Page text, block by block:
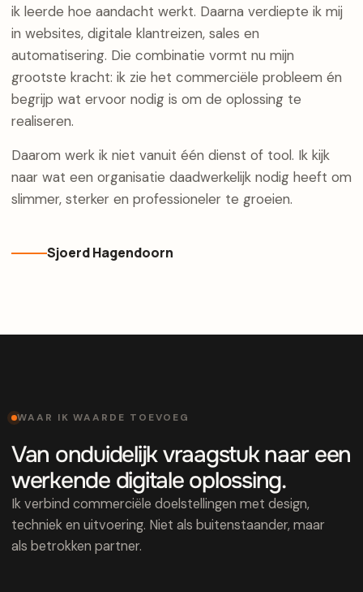
ik leerde hoe aandacht werkt. Daarna verdiepte ik mij
in websites, digitale klantreizen, sales en
automatisering. Die combinatie vormt nu mijn
grootste kracht: ik zie het commerciële probleem én
begrijp wat ervoor nodig is om de oplossing te
realiseren.
Daarom werk ik niet vanuit één dienst of tool. Ik kijk
naar wat een organisatie daadwerkelijk nodig heeft om
slimmer, sterker en professioneler te groeien.
Sjoerd Hagendoorn
WAAR IK WAARDE TOEVOEG
Van onduidelijk vraagstuk naar een
werkende digitale oplossing.
Ik verbind commerciële doelstellingen met design,
techniek en uitvoering. Niet als buitenstaander, maar
als betrokken partner.